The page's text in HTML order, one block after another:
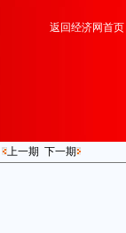
返回经济网首页|
上一期 下一期